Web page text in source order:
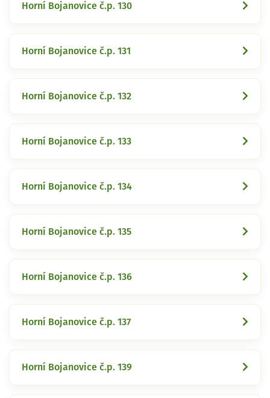
Horní Bojanovice č.p. 130
Horní Bojanovice č.p. 131
Horní Bojanovice č.p. 132
Horní Bojanovice č.p. 133
Horní Bojanovice č.p. 134
Horní Bojanovice č.p. 135
Horní Bojanovice č.p. 136
Horní Bojanovice č.p. 137
Horní Bojanovice č.p. 139